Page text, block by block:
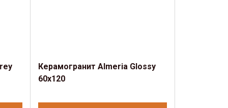
Керамогранит Almeria Glossy
60x120